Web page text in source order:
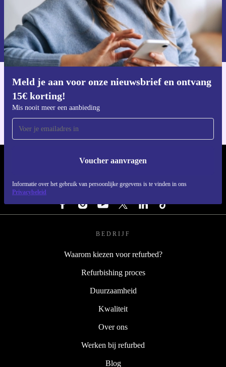
positieve impact op het milieu. Ideaal voor iedereen die
zoekt naar een krachtige desktop in de categorie desktop
pc’s > Lenovo Desktopsén omarmt een meer duurzame
keuze.
Meld je aan voor onze nieuwsbrief en ontvang
15€ korting!
Mis nooit meer een aanbieding
Voucher aanvragen
Informatie over het gebruik van persoonlijke gegevens is te vinden in ons
Privacybeleid
Voucher aanvragen
Informatie over het gebruik van persoonsgegevens vind je in ons
privacybeleid
Download de refurbed app
REFURBED NEDERLAND - RETHINK NEW.
VOLG ONS
BEDRIJF
Waarom kiezen voor refurbed?
Refurbishing proces
Duurzaamheid
Kwaliteit
Over ons
Werken bij refurbed
Blog